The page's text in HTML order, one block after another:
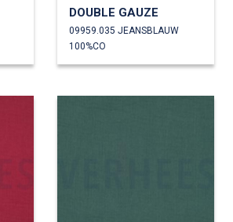
DOUBLE GAUZE
09959.035 JEANSBLAUW
100%CO